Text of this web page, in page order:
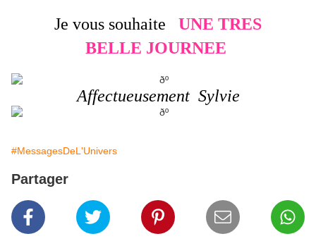
Je vous souhaite
UNE TRES
BELLE JOURNEE
Affectueusement Sylvie
#MessagesDeL'Univers
Partager